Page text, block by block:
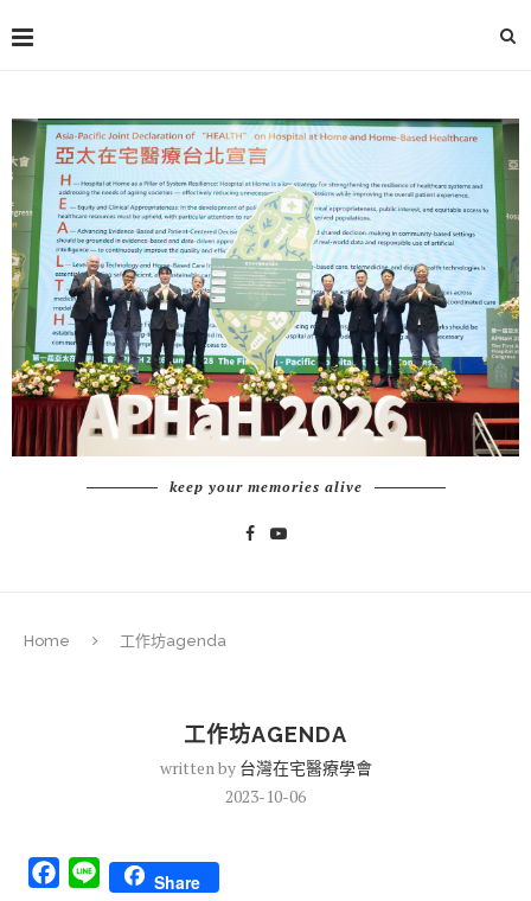
keep your memories alive
Home 工作坊agenda
工作坊AGENDA
written by 台灣在宅醫療學會
2023-10-06
Facebook
Line Share